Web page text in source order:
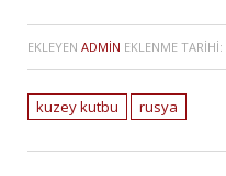
EKLEYEN ADMIN EKLENME TARIHI:
kuzey kutbu rusya